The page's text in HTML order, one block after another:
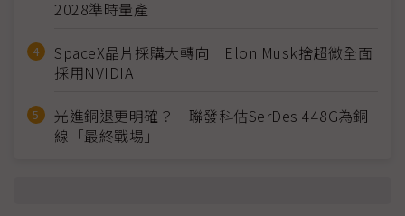
2028準時量產
SpaceX晶片採購大轉向 Elon Musk捨超微全面
採用NVIDIA
光進銅退更明確？ 聯發科估SerDes 448G為銅
線「最終戰場」